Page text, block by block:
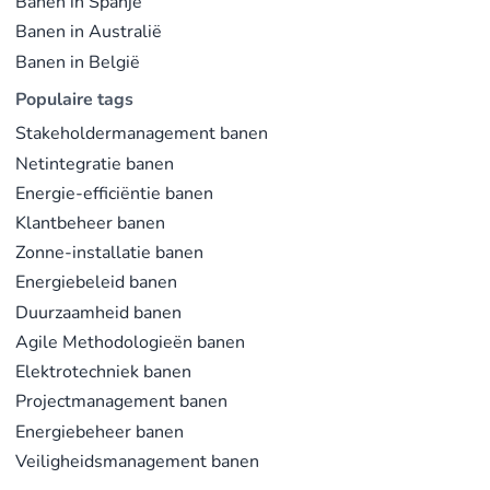
Laatst bijgewerkt op feb. 23, 2026 |
probleem
Banen in Australië
Banen in België
Populaire tags
Stakeholdermanagement banen
Netintegratie banen
Energie-efficiëntie banen
Klantbeheer banen
Zonne-installatie banen
Energiebeleid banen
Duurzaamheid banen
Agile Methodologieën banen
Elektrotechniek banen
Projectmanagement banen
Energiebeheer banen
Veiligheidsmanagement banen